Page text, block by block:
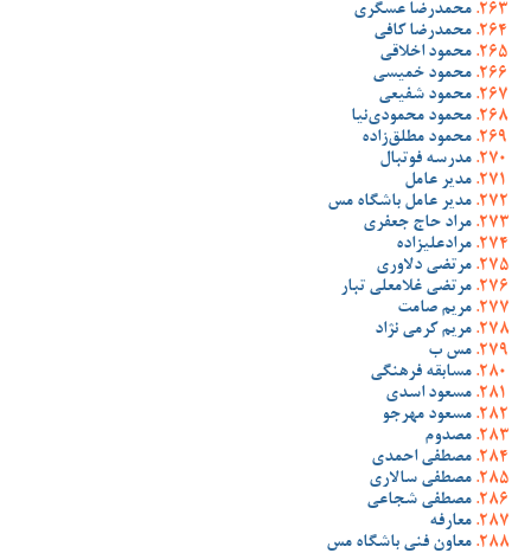
محمدرضا عسگری
محمدرضا کافی
محمود اخلاقی
محمود خمیسی
محمود شفیعی
محمود محمودی‌نیا
محمود مطلق‌زاده
مدرسه فوتبال
مدیر عامل
مدیر عامل باشگاه مس
مراد حاج جعفری
مرادعلیزاده
مرتضی دلاوری
مرتضی غلامعلی تبار
مریم صامت
مریم کرمی نژاد
مس ب
مسابقه فرهنگی
مسعود اسدی
مسعود مهرجو
مصدوم
مصطفی احمدی
مصطفی سالاری
مصطفی شجاعی
معارفه
معاون فنی باشگاه مس